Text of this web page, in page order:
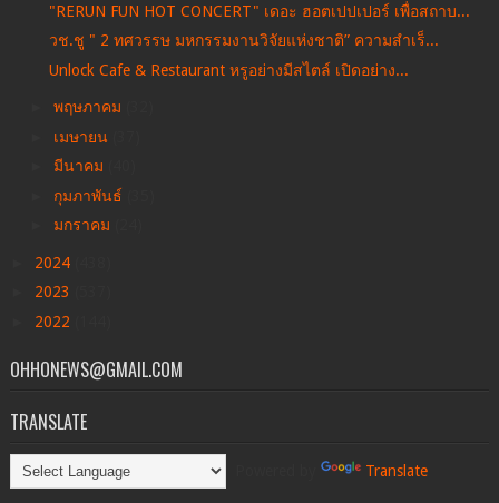
"RERUN FUN HOT CONCERT" เดอะ ฮอตเปปเปอร์ เพื่อสถาบ...
วช.ชู " 2 ทศวรรษ มหกรรมงานวิจัยแห่งชาติ” ความสำเร็...
Unlock Cafe & Restaurant หรูอย่างมีสไตล์ เปิดอย่าง...
พฤษภาคม
เมษายน
มีนาคม
กุมภาพันธ์
มกราคม
2024
2023
2022
OHHONEWS@GMAIL.COM
TRANSLATE
Translate